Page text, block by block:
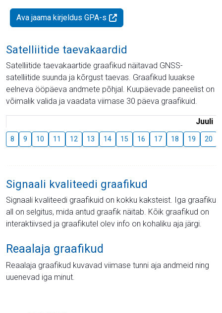
Ava jaama kirjeldus GPA-s
Satelliitide taevakaardid
Satelliitide taevakaartide graafikud näitavad GNSS-
satelliitide suunda ja kõrgust taevas. Graafikud luuakse
eelneva ööpäeva andmete põhjal. Kuupäevade paneelist on
võimalik valida ja vaadata viimase 30 päeva graafikuid.
Juuli
8 9 10 11 12 13 14 15 16 17 18 19 20
Signaali kvaliteedi graafikud
Signaali kvaliteedi graafikuid on kokku kaksteist. Iga graafiku
all on selgitus, mida antud graafik näitab. Kõik graafikud on
interaktiivsed ja graafikutel olev info on kohaliku aja järgi.
Reaalaja graafikud
Reaalaja graafikud kuvavad viimase tunni aja andmeid ning
uuenevad iga minut.